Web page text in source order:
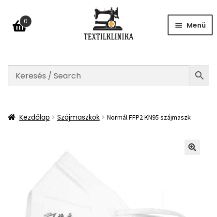
navigációhoz
tartalomba
0 Menü
tájékoztató
a szerződéstől
Kezdőlap Szájmaszkok Normál FFP2 KN95 szájmaszk